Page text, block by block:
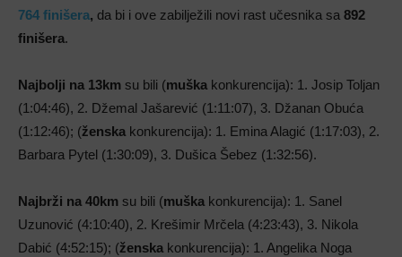
764 finišera, da bi i ove zabilježili novi rast učesnika sa 892
finišera.
Najbolji na 13km su bili (muška konkurencija): 1. Josip Toljan
(1:04:46), 2. Džemal Jašarević (1:11:07), 3. Džanan Obuća
(1:12:46); (ženska konkurencija): 1. Emina Alagić (1:17:03), 2.
Barbara Pytel (1:30:09), 3. Dušica Šebez (1:32:56).
Najbrži na 40km su bili (muška konkurencija): 1. Sanel
Uzunović (4:10:40), 2. Krešimir Mrčela (4:23:43), 3. Nikola
Dabić (4:52:15); (ženska konkurencija): 1. Angelika Noga